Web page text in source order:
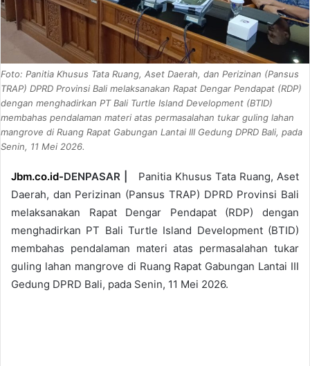
Foto: Panitia Khusus Tata Ruang, Aset Daerah, dan Perizinan (Pansus
TRAP) DPRD Provinsi Bali melaksanakan Rapat Dengar Pendapat (RDP)
dengan menghadirkan PT Bali Turtle Island Development (BTID)
membahas pendalaman materi atas permasalahan tukar guling lahan
mangrove di Ruang Rapat Gabungan Lantai III Gedung DPRD Bali, pada
Senin, 11 Mei 2026.
Jbm.co.id-DENPASAR |
Panitia Khusus Tata Ruang, Aset
Daerah, dan Perizinan (Pansus TRAP) DPRD Provinsi Bali
melaksanakan Rapat Dengar Pendapat (RDP) dengan
menghadirkan PT Bali Turtle Island Development (BTID)
membahas pendalaman materi atas permasalahan tukar
guling lahan mangrove di Ruang Rapat Gabungan Lantai III
Gedung DPRD Bali, pada Senin, 11 Mei 2026.